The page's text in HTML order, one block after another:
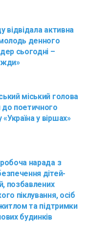
відвідала активна
денного
сьогодні –
міський голова
до поетичного
у віршах»
нарада з
дітей-
позбавлених
піклування, осіб
та підтримки
будинків